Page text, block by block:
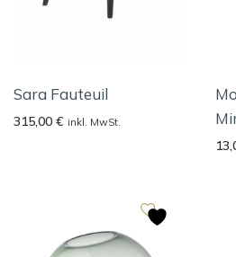
Sara Fauteuil
315,00 € inkl. MwSt.